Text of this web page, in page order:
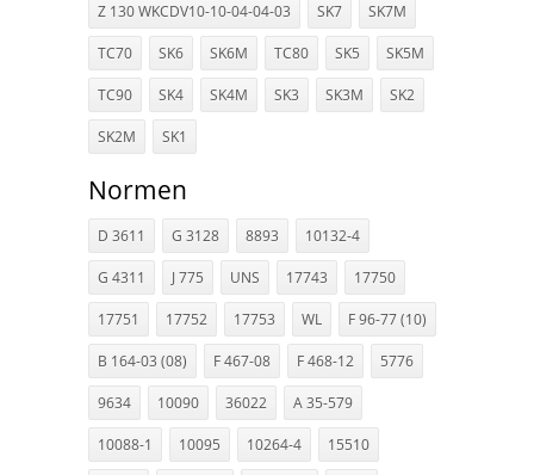
Z 130 WKCDV10-10-04-04-03 SK7 SK7M
TC70 SK6 SK6M TC80 SK5 SK5M
TC90 SK4 SK4M SK3 SK3M SK2
SK2M SK1
Normen
D 3611 G 3128 8893 10132-4
G 4311 J 775 UNS 17743 17750
17751 17752 17753 WL F 96-77 (10)
B 164-03 (08) F 467-08 F 468-12 5776
9634 10090 36022 A 35-579
10088-1 10095 10264-4 15510